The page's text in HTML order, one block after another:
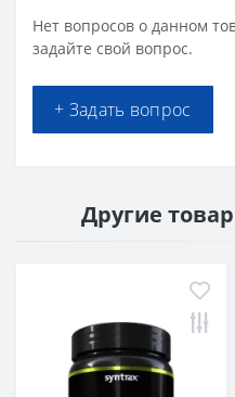
Нет вопросов о данном
задайте свой вопрос.
+ Задать вопрос
Другие